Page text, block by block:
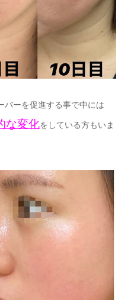
バーを促進する事で中には
な変化をしている方もいま